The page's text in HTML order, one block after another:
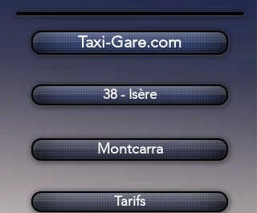
Tarifs
Taxi Montcarra (38890)
Montcarra
Taxi-Gare.com
38 - Isère